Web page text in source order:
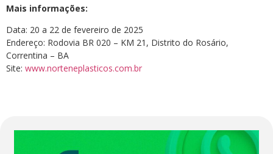
Mais informações:
Data: 20 a 22 de fevereiro de 2025
Endereço: Rodovia BR 020 – KM 21, Distrito do Rosário,
Correntina – BA
Site: www.norteneplasticos.com.br